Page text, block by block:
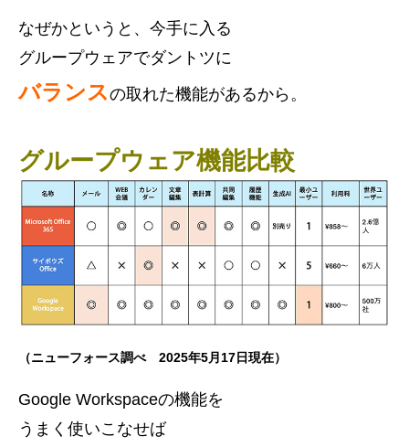
なぜかというと、今手に入る
グループウェアでダントツに
バランスの取れた機能があるから。
グループウェア機能比較
（ニューフォース調べ 2025年5月17日現在）
Google Workspaceの機能を
うまく使いこなせば